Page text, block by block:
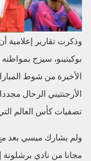
وذكرت تقارير إعلامية
بوكيتينو، سيزج
الأخيرة من شوط
الأرجنتيني الرحال
تصفيات كأس العالم
ولم يشارك ميسي بعد مع